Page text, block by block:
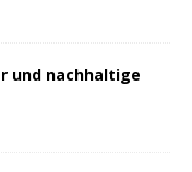
und nachhaltige